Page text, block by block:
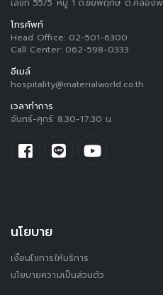
เลขที่ 55/5 หมู่ 1 ถ.ชัยพฤกษ์ ต.คลองพ
โทรศัพท์
Head Office: 02-501-6300
Call Center: 062-598-0333
อีเมล์
hospitality@materialworld.co.th
เวลาทำการ
จันทร์-ศุกร์ 8.30-17.30 น.
นโยบาย
เงื่อนไขการให้บริการ
นโยบายความเป็นส่วนตัว